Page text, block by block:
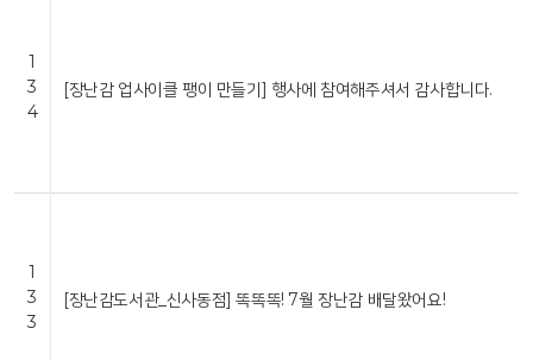
1
3
4
[장난감 업사이클 팽이 만들기] 행사에 참여해주셔서 감사합니다.
1
3
3
[장난감도서관_신사동점] 똑똑똑! 7월 장난감 배달왔어요!